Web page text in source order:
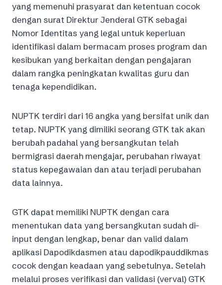
yang memenuhi prasyarat dan ketentuan cocok
dengan surat Direktur Jenderal GTK sebagai
Nomor Identitas yang legal untuk keperluan
identifikasi dalam bermacam proses program dan
kesibukan yang berkaitan dengan pengajaran
dalam rangka peningkatan kwalitas guru dan
tenaga kependidikan.
NUPTK terdiri dari 16 angka yang bersifat unik dan
tetap. NUPTK yang dimiliki seorang GTK tak akan
berubah padahal yang bersangkutan telah
bermigrasi daerah mengajar, perubahan riwayat
status kepegawaian dan atau terjadi perubahan
data lainnya.
GTK dapat memiliki NUPTK dengan cara
menentukan data yang bersangkutan sudah di-
input dengan lengkap, benar dan valid dalam
aplikasi Dapodikdasmen atau dapodikpauddikmas
cocok dengan keadaan yang sebetulnya. Setelah
melalui proses verifikasi dan validasi (verval) GTK